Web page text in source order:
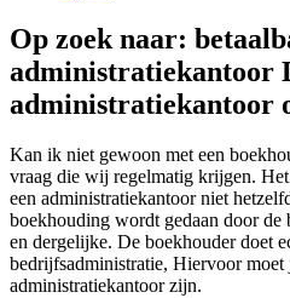
Op zoek naar:
administratiekantoor
administratiekantoor
Kan ik niet gewoon met een
vraag die wij regelmatig krijgen.
een administratiekantoor niet
boekhouding wordt gedaan door de
en dergelijke. De boekhouder doet
bedrijfsadministratie, Hiervoor moet
administratiekantoor zijn.